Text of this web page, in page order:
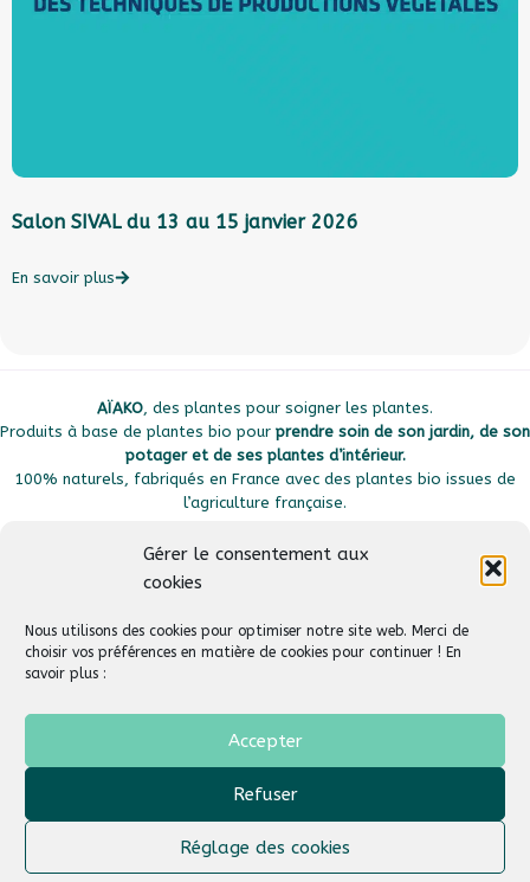
Gérer le consentement aux
cookies
Nous utilisons des cookies pour optimiser notre site web. Merci de
choisir vos préférences en matière de cookies pour continuer ! En
savoir plus :
Accepter
Refuser
Réglage des cookies
Salon SIVAL du 13 au 15 janvier 2026
En savoir plus
AÏAKO, des plantes pour soigner les plantes.
Produits à base de plantes bio pour prendre soin de son jardin, de son
potager et de ses plantes d’intérieur.
100% naturels, fabriqués en France avec des plantes bio issues de
l’agriculture française.
Liens utiles
Suivez-nous
Aide & Support
Tous droits réservés –
Un site créé par :Agence Web HDS